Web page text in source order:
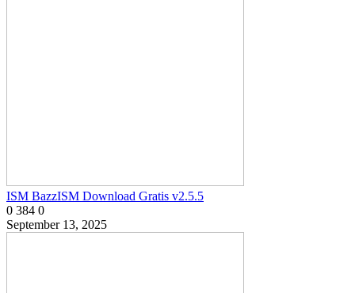
ISM BazzISM Download Gratis v2.5.5
0 384 0
September 13, 2025